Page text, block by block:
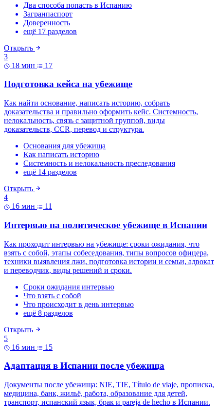
Два способа попасть в Испанию
Загранпаспорт
Доверенность
ещё 17 разделов
Открыть
3
18 мин
17
Подготовка кейса на убежище
Как найти основание, написать историю, собрать
доказательства и правильно оформить кейс. Системность,
нелокальность, связь с защитной группой, виды
доказательств, CCR, перевод и структура.
Основания для убежища
Как написать историю
Системность и нелокальность преследования
ещё 14 разделов
Открыть
4
16 мин
11
Интервью на политическое убежище в Испании
Как проходит интервью на убежище: сроки ожидания, что
взять с собой, этапы собеседования, типы вопросов офицера,
техники выявления лжи, подготовка истории и семьи, адвокат
и переводчик, виды решений и сроки.
Сроки ожидания интервью
Что взять с собой
Что происходит в день интервью
ещё 8 разделов
Открыть
5
16 мин
15
Адаптация в Испании после убежища
Документы после убежища: NIE, TIE, Título de viaje, прописка,
медицина, банк, жильё, работа, образование для детей,
транспорт, испанский язык, брак и pareja de hecho в Испании.